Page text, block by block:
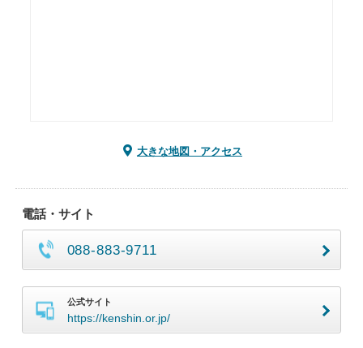
大きな地図・アクセス
電話・サイト
088-883-9711
公式サイト
https://kenshin.or.jp/